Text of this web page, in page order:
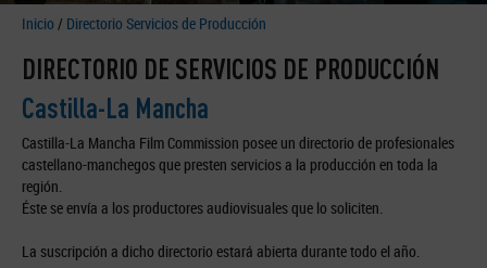
Inicio / Directorio Servicios de Producción
DIRECTORIO DE SERVICIOS DE PRODUCCIÓN
Castilla-La Mancha
Castilla-La Mancha Film Commission posee un directorio de profesionales
castellano-manchegos que presten servicios a la producción en toda la
región.
Éste se envía a los productores audiovisuales que lo soliciten.
La suscripción a dicho directorio estará abierta durante todo el año.